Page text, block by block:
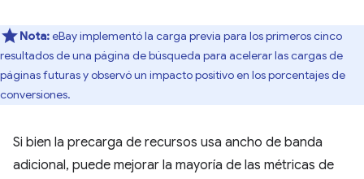
Nota:eBay implementó la carga previa para los primeros cinco
resultados de una página de búsqueda para acelerar las cargas de
páginas futuras y observó un impacto positivo en los porcentajes de
conversiones.
Si bien la precarga de recursos usa ancho de banda
adicional, puede mejorar la mayoría de las métricas de